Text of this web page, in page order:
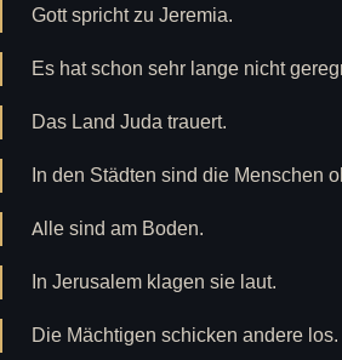
Gott spricht zu Jeremia.
Es hat schon sehr lange nicht
Das Land Juda trauert.
In den Städten sind die Menschen
Alle sind am Boden.
In Jerusalem klagen sie laut.
Die Mächtigen schicken andere los.